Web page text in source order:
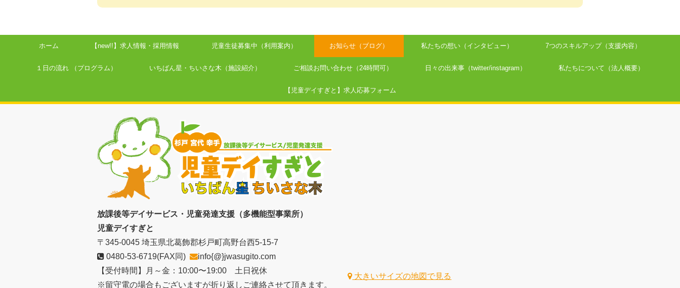
ホーム 【new!!】求人情報・採用情報 児童生徒募集中（利用案内） お知らせ（ブログ） 私たちの想い（インタビュー） 7つのスキルアップ（支援内容）
１日の流れ （プログラム） いちばん星・ちいさな木（施設紹介） ご相談お問い合わせ（24時間可） 日々の出来事（twitter/instagram） 私たちについて（法人概要）
【児童デイすぎと】求人応募フォーム
放課後等デイサービス・児童発達支援（多機能型事業所）
児童デイすぎと
〒345-0045 埼玉県北葛飾郡杉戸町高野台西5-15-7
0480-53-6719(FAX同)
info{@}jwasugito.com
【受付時間】月～金：10:00〜19:00 土日祝休
※留守電の場合もございますが折り返しご連絡させて頂きます。
大きいサイズの地図で見る